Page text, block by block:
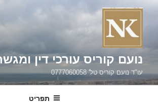
דילוג
נועם קוריס עורכי דין
עו"ד נועם קוריס טל' 0777060058
תפריט